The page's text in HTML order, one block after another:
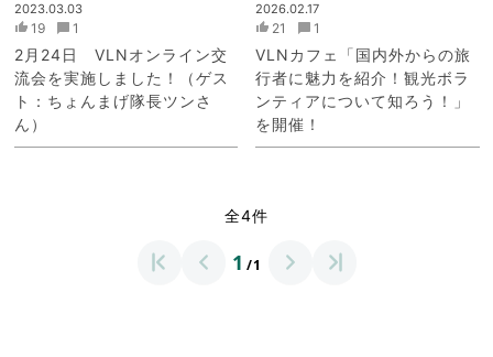
2023.03.03
19 1
2月24日 VLNオンライン交
流会を実施しました！（ゲス
ト：ちょんまげ隊長ツンさ
ん）
2026.02.17
21 1
VLNカフェ「国内外からの旅
行者に魅力を紹介！観光ボラ
ンティアについて知ろう！」
を開催！
全4件
1 /1